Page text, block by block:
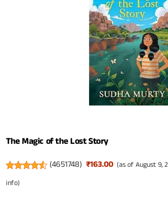
The Magic of the Lost Story
(4651748) ₹163.00 (as of August 9,
info)